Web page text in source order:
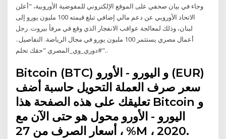
وجاء في بيان صحفي على الموقع الإلكتروني للمفوضية الأوروبية، "أعلن
الاتحاد الأوروبي عن دعم مالي إضافي تبلغ قيمته 100 مليون يورو إلى
لبنان، وذلك لمعالجة عواقب الانفجار الذي وقع في مرفأ بيروت. رجل
أعمال مصري يستثمر 100 مليون يورو في مجال الرياضة. التفاصيل..
#دوري_وي_المصري "حقك تحلم"..
Bitcoin (BTC) و اليورو - الأورو (EUR)
سعر صرف العملة التحويل حاسبة أضف
تعليقك على هذه الصفحة هذا Bitcoin و
اليورو - الأورو محول هو حتى الآن مع
أسعار الصرف من 27 ، %M ، 2020.